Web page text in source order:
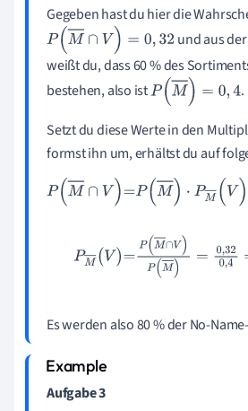
Gegeben hast du hier die
P(M∩V =0 ,32
und aus
weißt du, dass 60 % des
bestehen, also istP(M)=0 ,4
.
Setzt du diese Werte in den
formst ihn um, erhältst du auf
M(V):P(M) V) =P
4 =0,8
Es werden also 80 % der No-
Aufgabe 3